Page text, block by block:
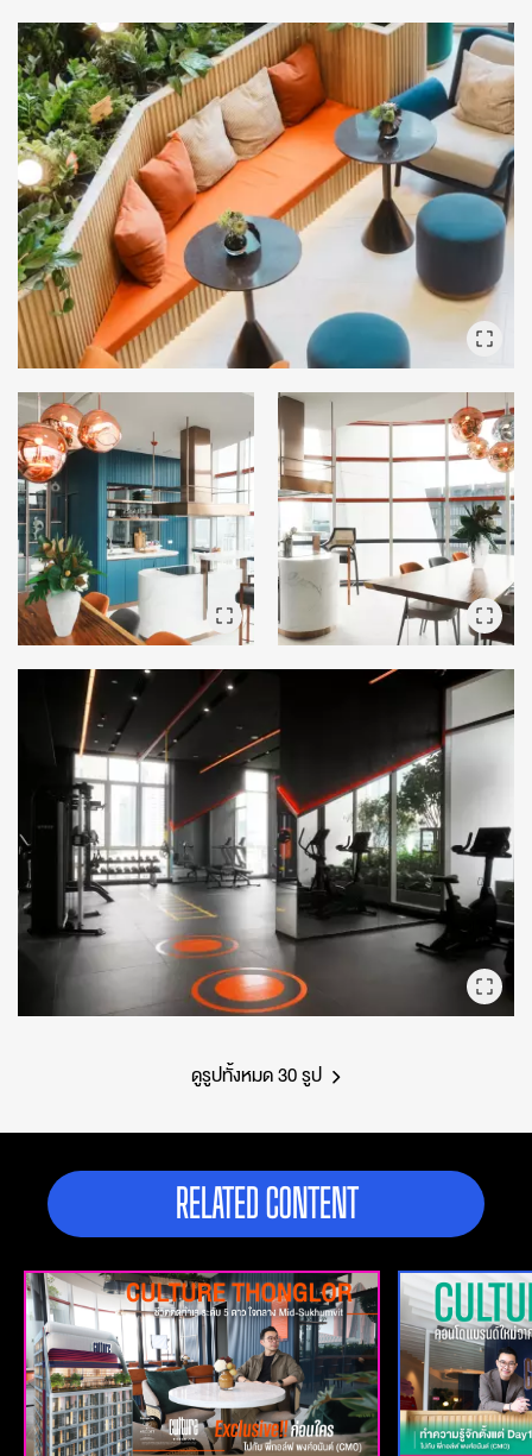
ดูรูปทั้งหมด 30 รูป
RELATED CONTENT